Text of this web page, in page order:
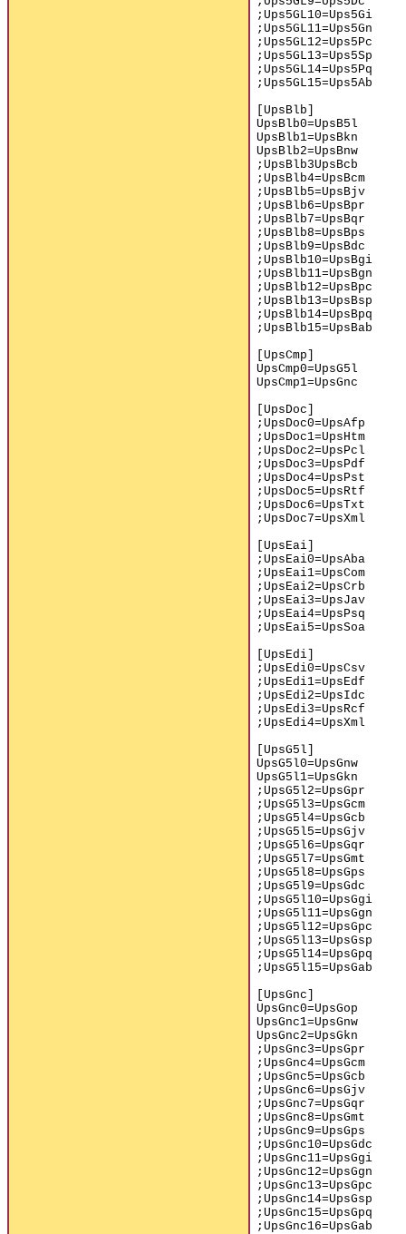
;Ups5GL10=Ups5Gi
;Ups5GL11=Ups5Gn
;Ups5GL12=Ups5Pc
;Ups5GL13=Ups5Sp
;Ups5GL14=Ups5Pq
;Ups5GL15=Ups5Ab
[UpsBlb]
UpsBlb0=UpsB5l
UpsBlb1=UpsBkn
UpsBlb2=UpsBnw
;UpsBlb3UpsBcb
;UpsBlb4=UpsBcm
;UpsBlb5=UpsBjv
;UpsBlb6=UpsBpr
;UpsBlb7=UpsBqr
;UpsBlb8=UpsBps
;UpsBlb9=UpsBdc
;UpsBlb10=UpsBgi
;UpsBlb11=UpsBgn
;UpsBlb12=UpsBpc
;UpsBlb13=UpsBsp
;UpsBlb14=UpsBpq
;UpsBlb15=UpsBab
[UpsCmp]
UpsCmp0=UpsG5l
UpsCmp1=UpsGnc
[UpsDoc]
;UpsDoc0=UpsAfp
;UpsDoc1=UpsHtm
;UpsDoc2=UpsPcl
;UpsDoc3=UpsPdf
;UpsDoc4=UpsPst
;UpsDoc5=UpsRtf
;UpsDoc6=UpsTxt
;UpsDoc7=UpsXml
[UpsEai]
;UpsEai0=UpsAba
;UpsEai1=UpsCom
;UpsEai2=UpsCrb
;UpsEai3=UpsJav
;UpsEai4=UpsPsq
;UpsEai5=UpsSoa
[UpsEdi]
;UpsEdi0=UpsCsv
;UpsEdi1=UpsEdf
;UpsEdi2=UpsIdc
;UpsEdi3=UpsRcf
;UpsEdi4=UpsXml
[UpsG5l]
UpsG5l0=UpsGnw
UpsG5l1=UpsGkn
;UpsG5l2=UpsGpr
;UpsG5l3=UpsGcm
;UpsG5l4=UpsGcb
;UpsG5l5=UpsGjv
;UpsG5l6=UpsGqr
;UpsG5l7=UpsGmt
;UpsG5l8=UpsGps
;UpsG5l9=UpsGdc
;UpsG5l10=UpsGgi
;UpsG5l11=UpsGgn
;UpsG5l12=UpsGpc
;UpsG5l13=UpsGsp
;UpsG5l14=UpsGpq
;UpsG5l15=UpsGab
[UpsGnc]
UpsGnc0=UpsGop
UpsGnc1=UpsGnw
UpsGnc2=UpsGkn
;UpsGnc3=UpsGpr
;UpsGnc4=UpsGcm
;UpsGnc5=UpsGcb
;UpsGnc6=UpsGjv
;UpsGnc7=UpsGqr
;UpsGnc8=UpsGmt
;UpsGnc9=UpsGps
;UpsGnc10=UpsGdc
;UpsGnc11=UpsGgi
;UpsGnc12=UpsGgn
;UpsGnc13=UpsGpc
;UpsGnc14=UpsGsp
;UpsGnc15=UpsGpq
;UpsGnc16=UpsGab